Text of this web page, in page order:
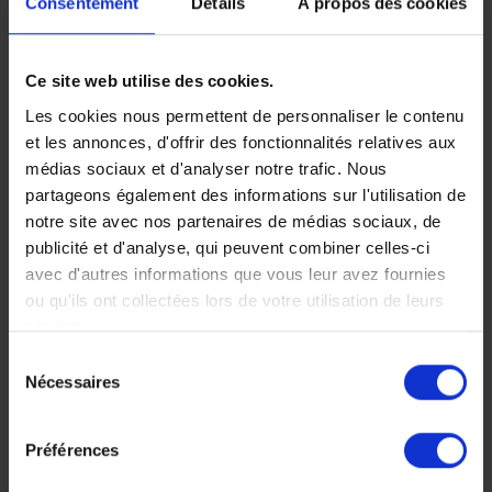
Ce site web utilise des cookies.
Les cookies nous permettent de personnaliser le contenu
et les annonces, d'offrir des fonctionnalités relatives aux
médias sociaux et d'analyser notre trafic. Nous
partageons également des informations sur l'utilisation de
notre site avec nos partenaires de médias sociaux, de
publicité et d'analyse, qui peuvent combiner celles-ci
avec d'autres informations que vous leur avez fournies
ou qu'ils ont collectées lors de votre utilisation de leurs
services.
Nécessaires
Préférences
et safari dans le
parc national de
Queen
Elizabeth
Des chimpanzés aux lions
montant dans les arbres
de la savane, un
condensé d'Afrique avec
en apothéose la
rencontre magique des
10 jours, à partir de 6
Voyage Ouganda